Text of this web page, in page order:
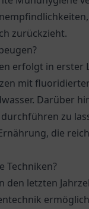
zurückzieht.
erfolgt in erster
mit
Darüber
zu
die
Techniken?
den letzten